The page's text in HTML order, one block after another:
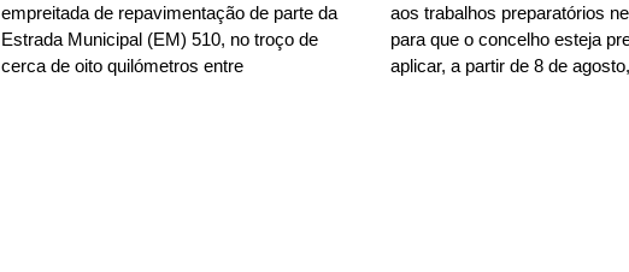
empreitada de repavimentação de parte da
Estrada Municipal (EM) 510, no troço de
cerca de oito quilómetros entre
aos trabalhos preparatórios
para que o concelho esteja
aplicar, a partir de 8 de agosto,